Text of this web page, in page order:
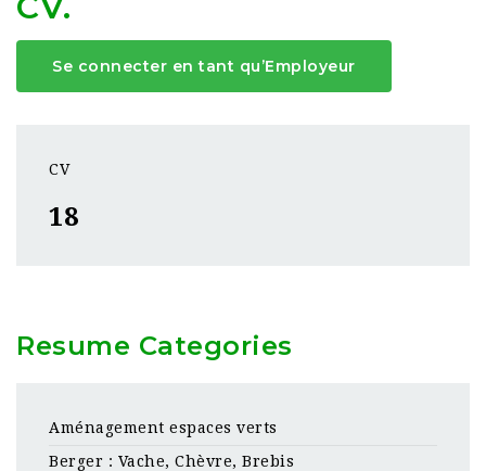
Se connecter en tant qu’Employeur
CV
18
Resume Categories
Aménagement espaces verts
Berger : Vache, Chèvre, Brebis